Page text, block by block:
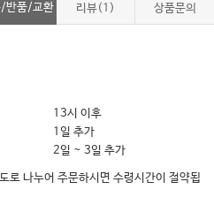
및 리더십 트레이닝 프로그램 강의
/반품/교환 리뷰(1) 상품문의
13시 이후
1일 추가
2일 ~ 3일 추가
로 나누어 주문하시면 수령시간이 절약됩